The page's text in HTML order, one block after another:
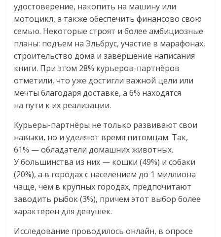
удостоверение, накопить на машину или
мотоцикл, а также обеспечить финансово свою
семью. Некоторые строят и более амбициозные
планы: подъем на Эльбрус, участие в марафонах,
строительство дома и завершение написания
книги. При этом 28% курьеров-партнёров
отметили, что уже достигли важной цели или
мечты благодаря доставке, а 6% находятся
на пути к их реализации.
Курьеры-партнёры не только развивают свои
навыки, но и уделяют время питомцам. Так,
61% — обладатели домашних животных.
У большинства из них — кошки (49%) и собаки
(20%), а в городах с населением до 1 миллиона
чаще, чем в крупных городах, предпочитают
заводить рыбок (3%), причем этот выбор более
характерен для девушек.
Исследование проводилось онлайн, в опросе